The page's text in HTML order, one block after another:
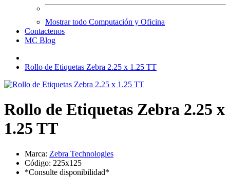
Mostrar todo Computación y Oficina
Contactenos
MC Blog
Rollo de Etiquetas Zebra 2.25 x 1.25 TT
Rollo de Etiquetas Zebra 2.25 x
1.25 TT
Marca: Zebra Technologies
Código: 225x125
*Consulte disponibilidad*